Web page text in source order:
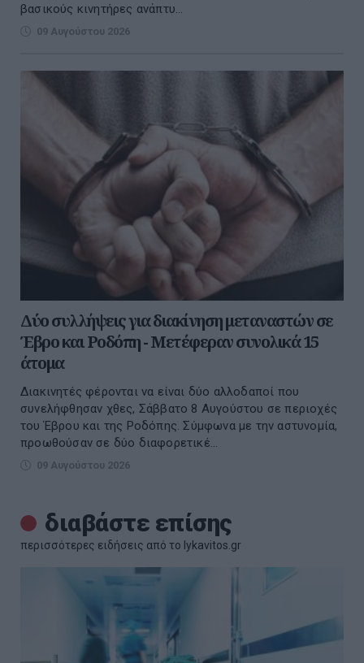
βασικούς κινητήρες ανάπτυ...
09 Αυγούστου 2026
Δύο συλλήψεις για διακίνηση μεταναστών σε
Έβρο και Ροδόπη - Μετέφεραν συνολικά 15
άτομα
Διακινητές φέρονται να είναι δύο αλλοδαποί που
συνελήφθησαν χθες, Σάββατο 8 Αυγούστου σε περιοχές
του Έβρου και της Ροδόπης. Σύμφωνα με την αστυνομία,
προωθούσαν σε δύο διαφορετικέ...
09 Αυγούστου 2026
διαβάστε επίσης
περισσότερες ειδήσεις από το lykavitos.gr